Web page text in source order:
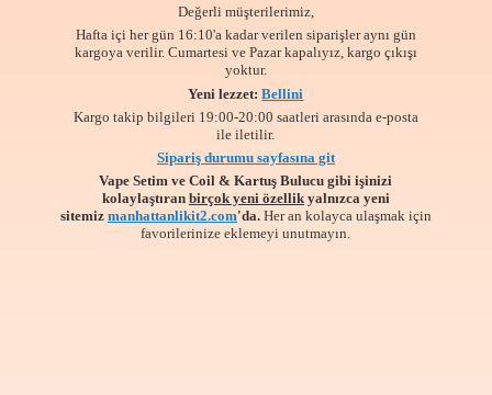
Değerli müşterilerimiz,
Hafta içi her gün 16:10'a kadar verilen siparişler aynı gün
kargoya verilir. Cumartesi ve Pazar kapalıyız, kargo çıkışı
yoktur.
Yeni lezzet:Bellini
Kargo takip bilgileri 19:00-20:00 saatleri arasında e-posta
ile iletilir.
Sipariş durumu sayfasına git
Vape Setim ve Coil & Kartuş Bulucu gibi işinizi
kolaylaştıran birçok yeni özellikyalnızca yeni
sitemiz manhattanlikit2.com'da. Her an kolayca ulaşmak için
favorilerinizeeklemeyi unutmayın.